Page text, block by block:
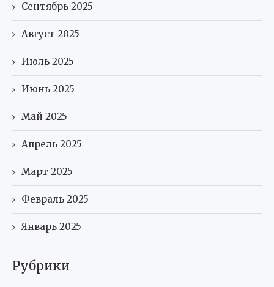
Сентябрь 2025
Август 2025
Июль 2025
Июнь 2025
Май 2025
Апрель 2025
Март 2025
Февраль 2025
Январь 2025
Рубрики